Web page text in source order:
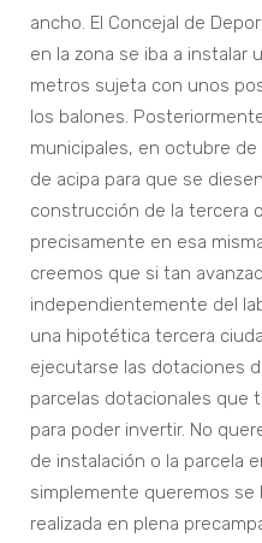
ancho. El Concejal de
en la zona se iba a instalar
metros sujeta con unos
los balones.
municipales, en octubre
de acipa para que se
construcción de la tercera
precisamente en esa
creemos que si tan
independientemente del
una hipotética tercera
ejecutarse las dotaciones
parcelas dotacionales que
para poder invertir. No
de instalación o la parcela
simplemente queremos se
realizada en plena